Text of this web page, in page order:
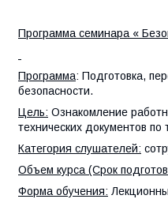
Программа семинара «
Программа: Подготовка,
безопасности.
Цель: Ознакомление
технических документов
Категория слушателей:
Объем курса (Срок
Форма обучения: